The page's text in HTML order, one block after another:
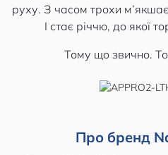
руху. З часом трохи
І стає річчю, до якої
Тому що звично.
Про бренд